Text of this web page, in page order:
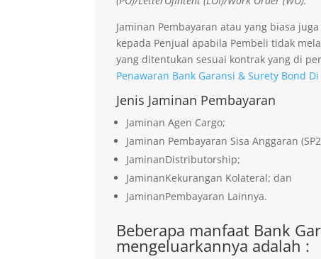
Jaminan Pembayaran atau yang biasa
kepada Penjual apabila Pembeli tidak
yang ditentukan sesuai kontrak yang di
Penawaran Bank Garansi & Surety Bond
Jenis Jaminan Pembayaran
Jaminan Agen Cargo;
Jaminan Pembayaran Sisa Anggaran
JaminanDistributorship;
JaminanKekurangan Kolateral; dan
JaminanPembayaran Lainnya.
Beberapa manfaat Bank
mengeluarkannya adalah :